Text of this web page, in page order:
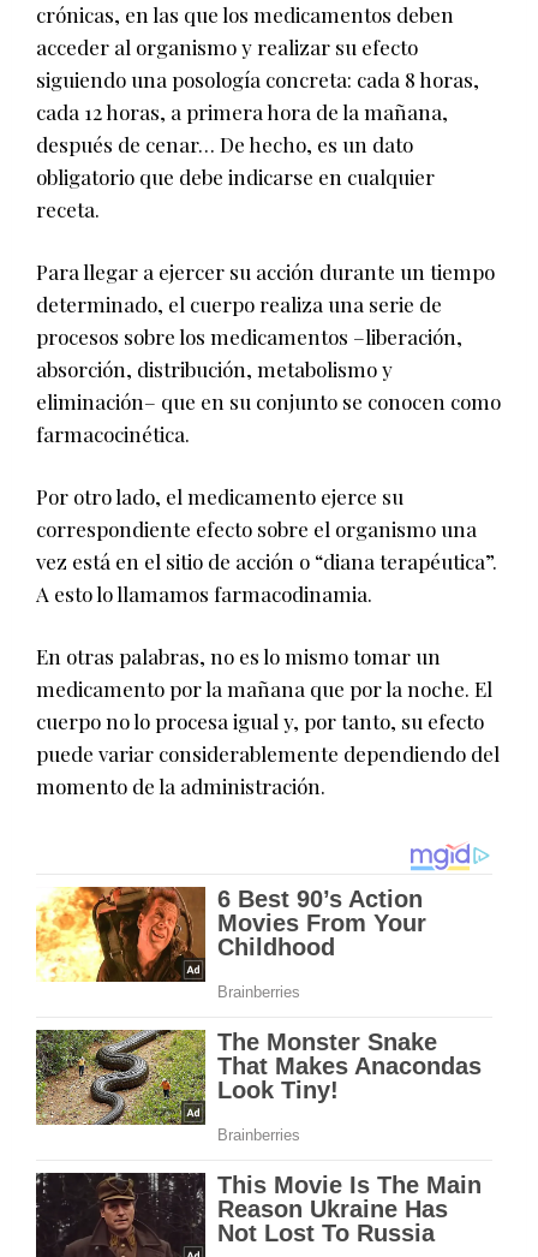
crónicas, en las que los medicamentos deben
acceder al organismo y realizar su efecto
siguiendo una posología concreta: cada 8 horas,
cada 12 horas, a primera hora de la mañana,
después de cenar… De hecho, es un dato
obligatorio que debe indicarse en cualquier
receta.
Para llegar a ejercer su acción durante un tiempo
determinado, el cuerpo realiza una serie de
procesos sobre los medicamentos –liberación,
absorción, distribución, metabolismo y
eliminación– que en su conjunto se conocen como
farmacocinética.
Por otro lado, el medicamento ejerce su
correspondiente efecto sobre el organismo una
vez está en el sitio de acción o “diana terapéutica”.
A esto lo llamamos farmacodinamia.
En otras palabras, no es lo mismo tomar un
medicamento por la mañana que por la noche. El
cuerpo no lo procesa igual y, por tanto, su efecto
puede variar considerablemente dependiendo del
momento de la administración.